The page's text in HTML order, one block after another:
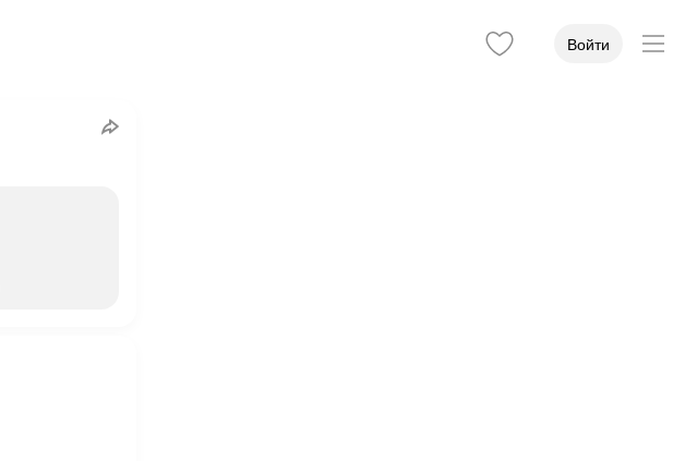
Войти